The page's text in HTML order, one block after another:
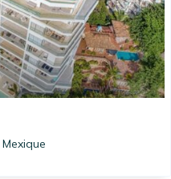
Mexique